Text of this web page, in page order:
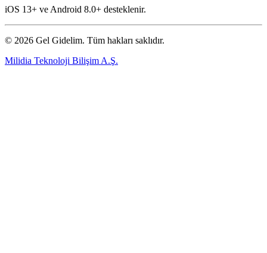
iOS 13+ ve Android 8.0+ desteklenir.
© 2026 Gel Gidelim. Tüm hakları saklıdır.
Milidia Teknoloji Bilişim A.Ş.